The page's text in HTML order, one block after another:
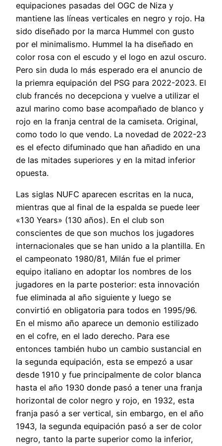
equipaciones pasadas del OGC de Niza y
mantiene las líneas verticales en negro y rojo. Ha
sido diseñado por la marca Hummel con gusto
por el minimalismo. Hummel la ha diseñado en
color rosa con el escudo y el logo en azul oscuro.
Pero sin duda lo más esperado era el anuncio de
la priemra equipación del PSG para 2022-2023. El
club francés no decepciona y vuelve a utilizar el
azul marino como base acompañado de blanco y
rojo en la franja central de la camiseta. Original,
como todo lo que vendo. La novedad de 2022-23
es el efecto difuminado que han añadido en una
de las mitades superiores y en la mitad inferior
opuesta.
Las siglas NUFC aparecen escritas en la nuca,
mientras que al final de la espalda se puede leer
«130 Years» (130 años). En el club son
conscientes de que son muchos los jugadores
internacionales que se han unido a la plantilla. En
el campeonato 1980/81, Milán fue el primer
equipo italiano en adoptar los nombres de los
jugadores en la parte posterior: esta innovación
fue eliminada al año siguiente y luego se
convirtió en obligatoria para todos en 1995/96.
En el mismo año aparece un demonio estilizado
en el cofre, en el lado derecho. Para ese
entonces también hubo un cambio sustancial en
la segunda equipación, esta se empezó a usar
desde 1910 y fue principalmente de color blanca
hasta el año 1930 donde pasó a tener una franja
horizontal de color negro y rojo, en 1932, esta
franja pasó a ser vertical, sin embargo, en el año
1943, la segunda equipación pasó a ser de color
negro, tanto la parte superior como la inferior,